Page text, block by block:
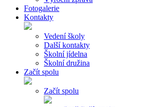
Fotogalerie
Kontakty
Vedení školy
Další kontakty
Školní jídelna
Školní družina
Začít spolu
Začít spolu